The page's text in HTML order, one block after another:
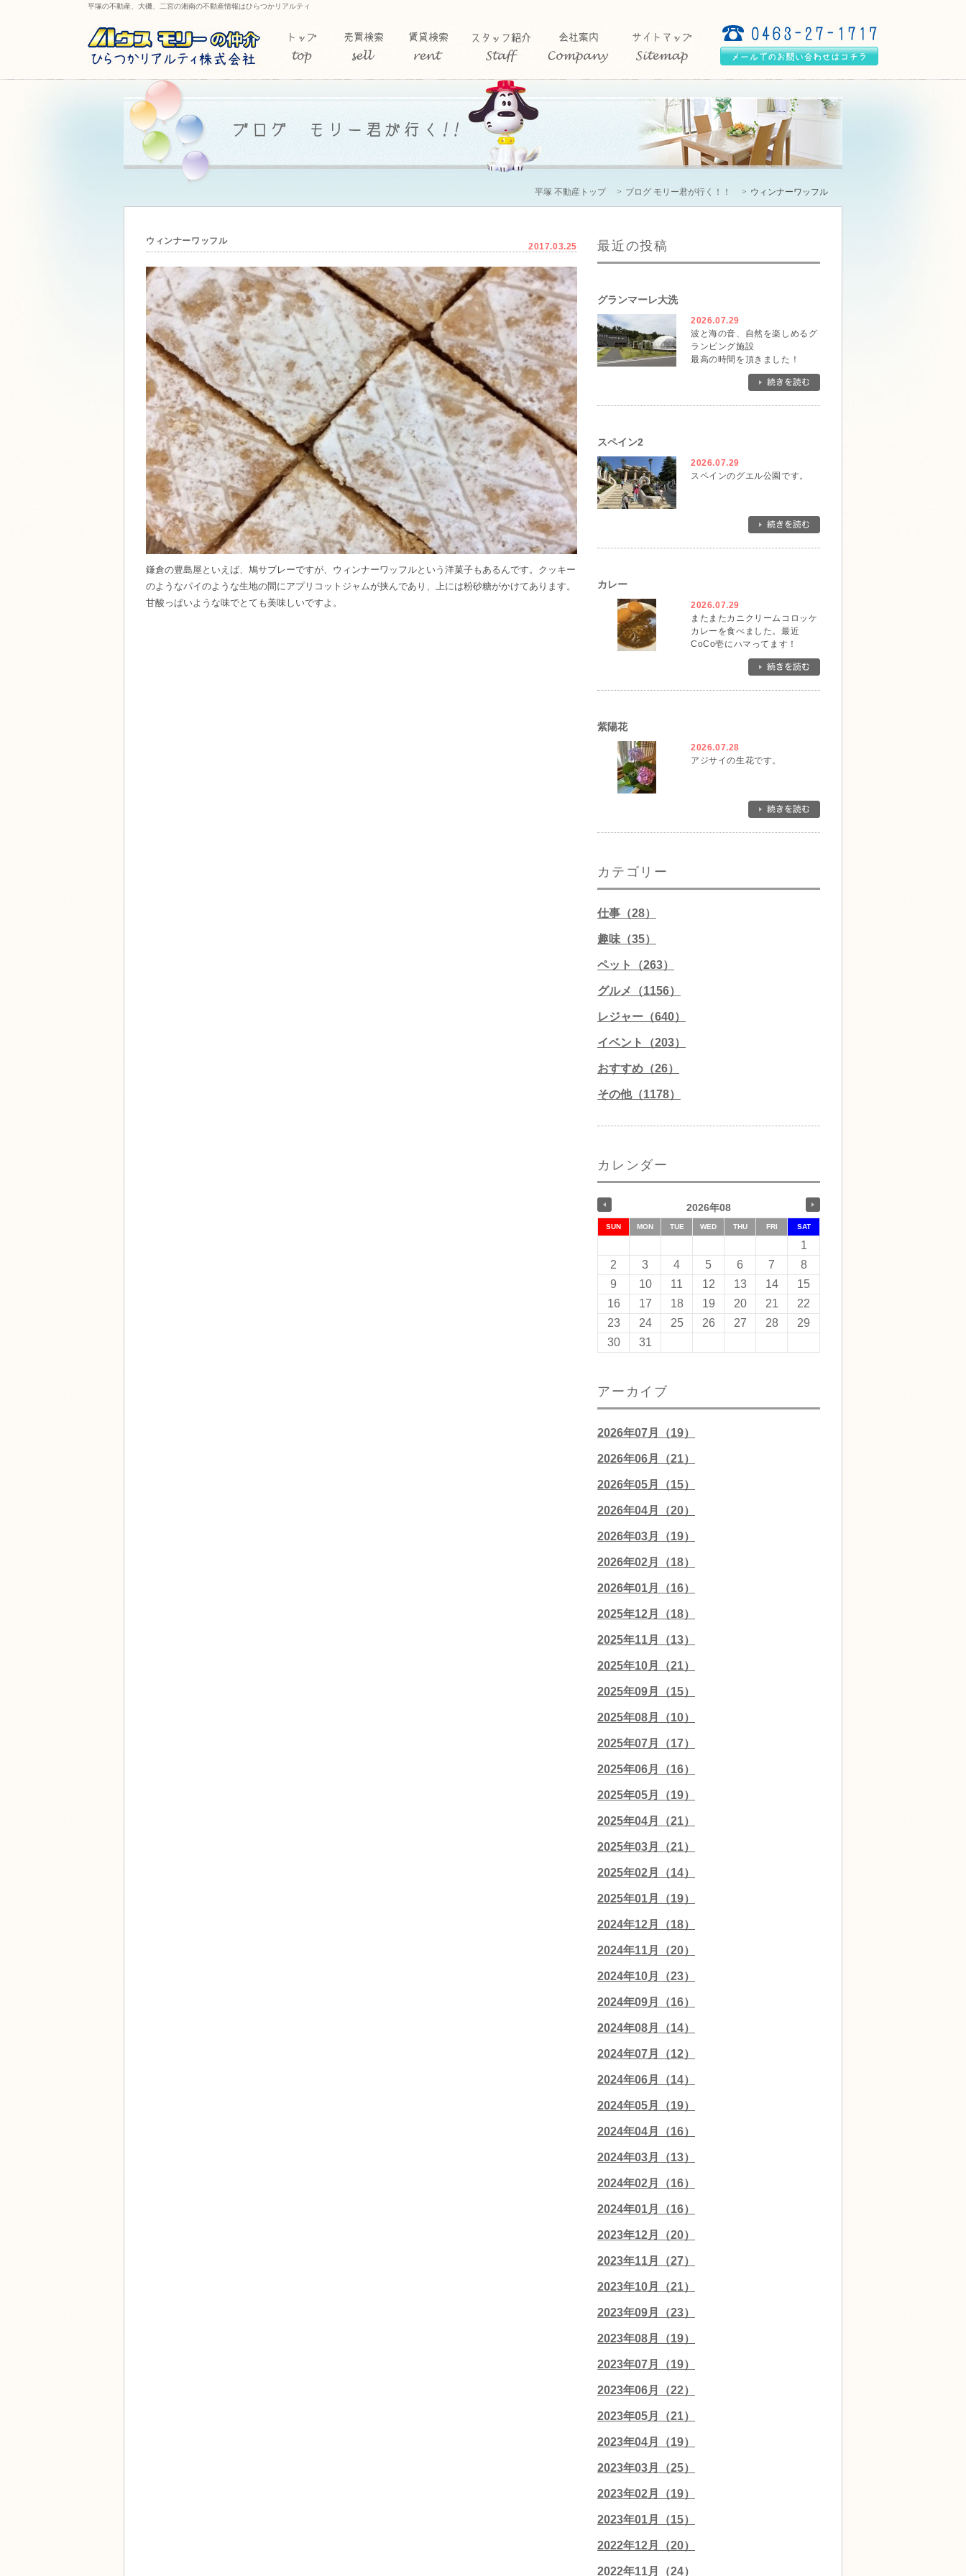
平塚の不動産、大磯、二宮の湘南の不動産情報はひらつかリアルティ
平塚 不動産トップ ブログ モリー君が行く！！ ウィンナーワッフル
ウィンナーワッフル
2017.03.25
鎌倉の豊島屋といえば、鳩サブレーですが、ウィンナーワッフルという洋菓子もあるんです。クッキー
のようなパイのような生地の間にアプリコットジャムが挟んであり、上には粉砂糖がかけてあります。
甘酸っぱいような味でとても美味しいですよ。
最近の投稿
グランマーレ大洗
2026.07.29
波と海の音、自然を楽しめるグ
ランピング施設
最高の時間を頂きました！
スペイン2
2026.07.29
スペインのグエル公園です。
カレー
2026.07.29
またまたカニクリームコロッケ
カレーを食べました。最近
CoCo壱にハマってます！
紫陽花
2026.07.28
アジサイの生花です。
カテゴリー
仕事（28）
趣味（35）
ペット（263）
グルメ（1156）
レジャー（640）
イベント（203）
おすすめ（26）
その他（1178）
カレンダー
2026年08
SUN MON TUE WED THU FRI SAT
1
2
3 4 5 6 7
8
9
10 11 12 13 14
15
16
17 18 19 20 21
22
23
24 25 26 27 28
29
30
31
アーカイブ
2026年07月（19）
2026年06月（21）
2026年05月（15）
2026年04月（20）
2026年03月（19）
2026年02月（18）
2026年01月（16）
2025年12月（18）
2025年11月（13）
2025年10月（21）
2025年09月（15）
2025年08月（10）
2025年07月（17）
2025年06月（16）
2025年05月（19）
2025年04月（21）
2025年03月（21）
2025年02月（14）
2025年01月（19）
2024年12月（18）
2024年11月（20）
2024年10月（23）
2024年09月（16）
2024年08月（14）
2024年07月（12）
2024年06月（14）
2024年05月（19）
2024年04月（16）
2024年03月（13）
2024年02月（16）
2024年01月（16）
2023年12月（20）
2023年11月（27）
2023年10月（21）
2023年09月（23）
2023年08月（19）
2023年07月（19）
2023年06月（22）
2023年05月（21）
2023年04月（19）
2023年03月（25）
2023年02月（19）
2023年01月（15）
2022年12月（20）
2022年11月（24）